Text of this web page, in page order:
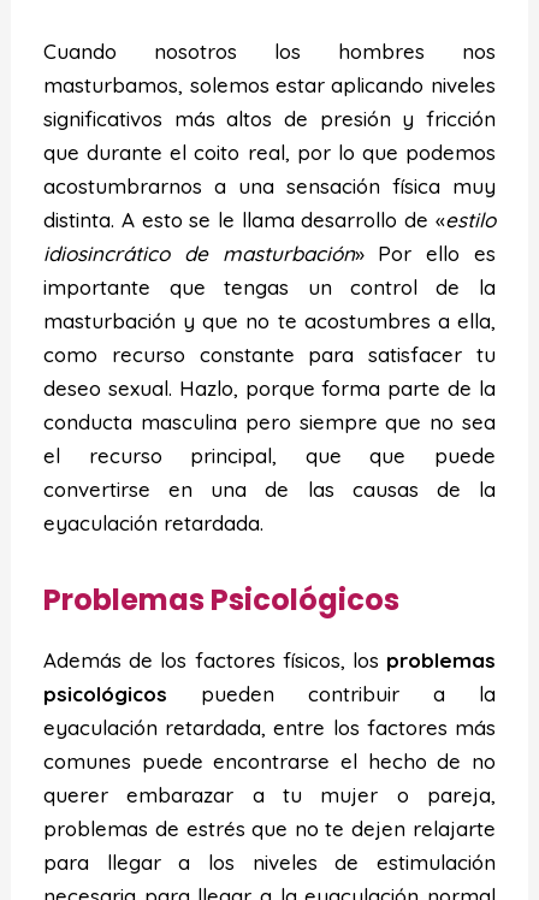
Cuando nosotros los hombres nos
masturbamos, solemos estar aplicando niveles
significativos más altos de presión y fricción
que durante el coito real, por lo que podemos
acostumbrarnos a una sensación física muy
distinta. A esto se le llama desarrollo de «estilo
idiosincrático de masturbación» Por ello es
importante que tengas un control de la
masturbación y que no te acostumbres a ella,
como recurso constante para satisfacer tu
deseo sexual. Hazlo, porque forma parte de la
conducta masculina pero siempre que no sea
el recurso principal, que que puede
convertirse en una de las causas de la
eyaculación retardada.
Problemas Psicológicos
Además de los factores físicos, los problemas
psicológicos pueden contribuir a la
eyaculación retardada, entre los factores más
comunes puede encontrarse el hecho de no
querer embarazar a tu mujer o pareja,
problemas de estrés que no te dejen relajarte
para llegar a los niveles de estimulación